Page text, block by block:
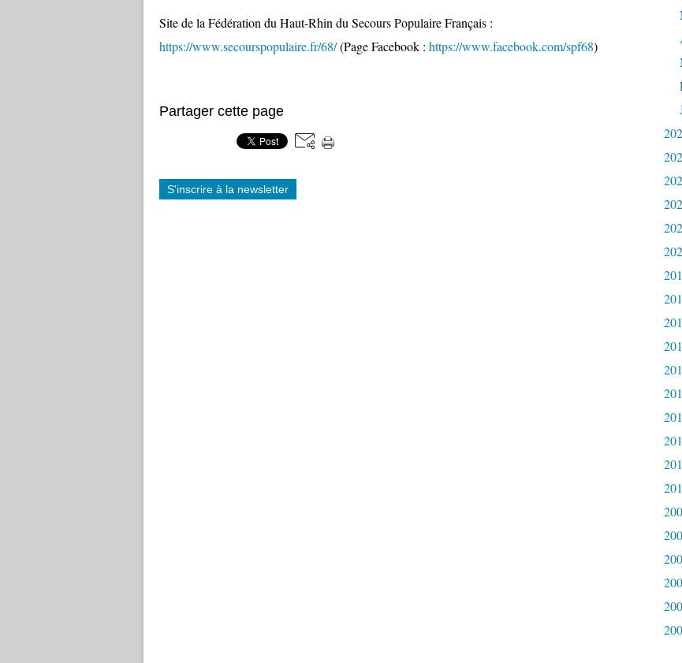
Site de la Fédération du Haut-Rhin du Secours Populaire Français :
https://www.secourspopulaire.fr/68/(Page Facebook : https://www.facebook.com/spf68)
Partager cette page
S'inscrire à la newsletter